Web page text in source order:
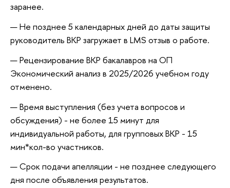
заранее.
Не позднее 5 календарных дней до даты защиты
руководитель ВКР загружает в LMS отзыв о работе.
Рецензирование ВКР бакалавров на ОП
Экономический анализ в 2025/2026 учебном году
отменено.
Время выступления (без учета вопросов и
обсуждения) - не более 15 минут для
индивидуальной работы, для групповых ВКР - 15
мин*кол-во участников.
Срок подачи апелляции - не позднее следующего
дня после объявления результатов.